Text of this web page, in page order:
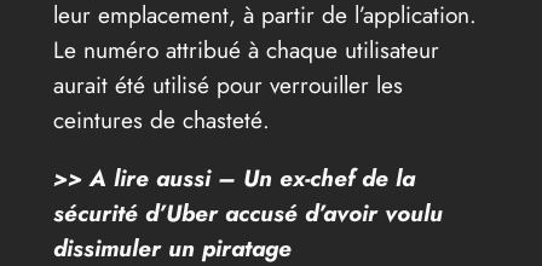
leur emplacement, à partir de l’application.
Le numéro attribué à chaque utilisateur
aurait été utilisé pour verrouiller les
ceintures de chasteté.
>> A lire aussi – Un ex-chef de la
sécurité d’Uber accusé d’avoir voulu
dissimuler un piratage